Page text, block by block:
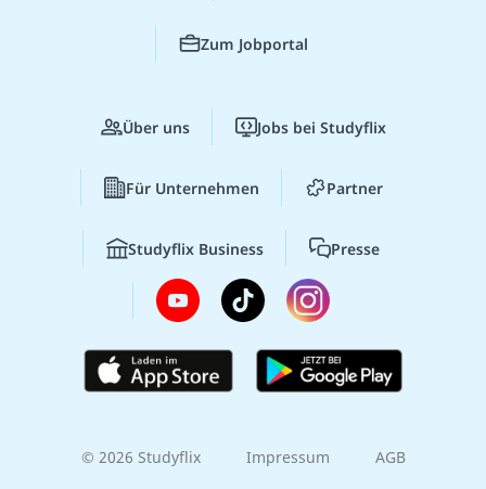
Zum Jobportal
Über uns Jobs bei Studyflix
Für Unternehmen Partner
Studyflix Business Presse
© 2026 Studyflix Impressum AGB